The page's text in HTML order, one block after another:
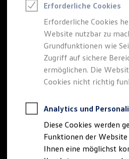
Digitaler Marktplatz
Kauf & Finanzierung
Online-
Aktionen & Angebote
E-Auto-Förderung
Für Privatkunden
Für
Profi Paket
TopDeal
Zertifizierte
Für Privatkunden
Für Gewerbekunden
Leasing
Für Privatkunden
Erforderliche Cookies
Erforderliche Cookies
Website nutzbar zu
Grundfunktionen wie
Zugriff auf sichere
ermöglichen. Die
Cookies nicht richtig
Analytics und
Diese Cookies werden
Funktionen der Website
Ihnen eine möglichst